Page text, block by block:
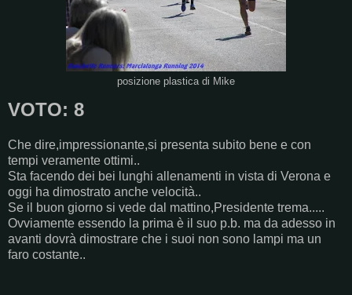
posizione plastica di Mike
VOTO: 8
Che dire,impressionante,si presenta subito bene e con
tempi veramente ottimi..
Sta facendo dei bei lunghi allenamenti in vista di Verona e
oggi ha dimostrato anche velocità..
Se il buon giorno si vede dal mattino,Presidente trema.....
Ovviamente essendo la prima è il suo p.b. ma da adesso in
avanti dovrà dimostrare che i suoi non sono lampi ma un
faro costante..